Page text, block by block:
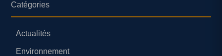
Catégories
Actualités
Environnement